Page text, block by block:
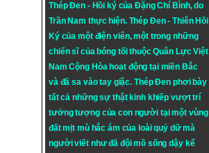
Thép Đen - Hồi ký của Đặng Chí Bình, do
Trần Nam thực hiện. Thép Đen- Thiên Hồi
Ký của một điện viên, một trong những
chiến sĩ của bóng tối thuộc Quân Lực Việt
Nam Cộng Hòa hoạt động tại miền Bắc
và đã sa vào tay giặc. Thép Đen phơi bày
tất cả những sự thật kinh khiếp vượt trí
tưởng tượng của con người tại một vùng
đất mịt mù hắc ám của loài quỷ dữ mà
người viết như đã đội mồ sống dậy kể